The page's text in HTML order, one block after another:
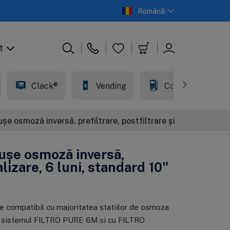
Română
inversa,
Osmoza inversa
premium, Ecosoft
Balance
din
de 1
Ecosoft
Cartus din
polipropilena, Big
Blue 20", 20
Clack® Vending Comercial
osmoză inversă, prefiltrare, postfiltrare și mineralizare,
osmoză inversă,
6 luni, standard 10"
cu majoritatea statiilor de osmoza
FILTRO PURE 6M si cu FILTRO